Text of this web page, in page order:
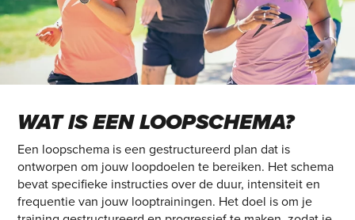
WAT IS EEN LOOPSCHEMA?
Een loopschema is een gestructureerd plan dat is
ontworpen om jouw loopdoelen te bereiken. Het schema
bevat specifieke instructies over de duur, intensiteit en
frequentie van jouw looptrainingen. Het doel is om je